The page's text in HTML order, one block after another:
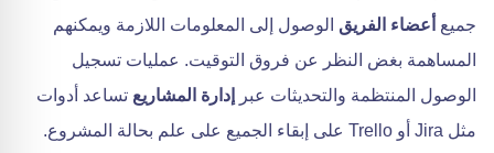
جميع أعضاء الفريق الوصول إلى المعلومات اللازمة ويمكنهم
المساهمة بغض النظر عن فروق التوقيت. عمليات تسجيل
الوصول المنتظمة والتحديثات عبر
إدارة المشاريع تساعد أدوات
مثل Jira أو Trello على إبقاء الجميع على علم بحالة المشروع.